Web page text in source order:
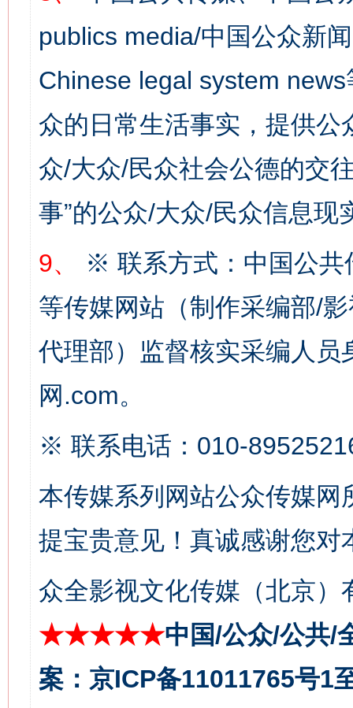
publics media/中国公众新
Chinese legal system
众的日常生活事实，提供
众/大众/民众社会公德的交
事”的公众/大众/民众信息现
9、
※ 联系方式：中国公共
等传媒网站（制作采编部/
代理部）监督核实采编人员
网.com。
※ 联系电话：010-
本传媒系列网站公众传媒
提宝贵意见！真诚感谢您
众全影视文化传媒（北京）
★★★★★中国/公众/公共/
案：京ICP备11011765号1
这是一记警钟！ 谢
在谋一域中谋全局